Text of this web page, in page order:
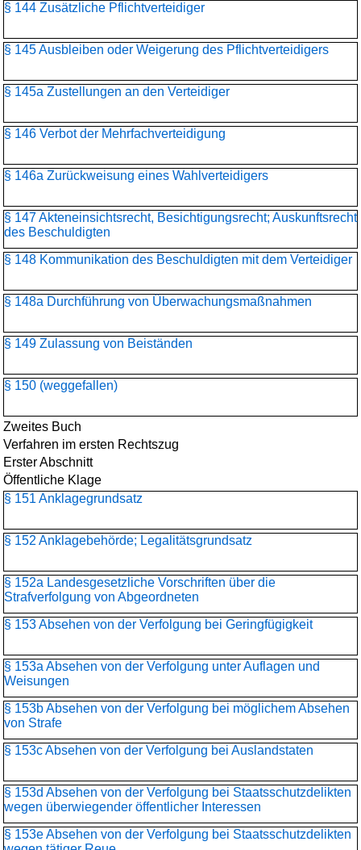
§ 144 Zusätzliche Pflichtverteidiger
§ 145 Ausbleiben oder Weigerung des Pflichtverteidigers
§ 145a Zustellungen an den Verteidiger
§ 146 Verbot der Mehrfachverteidigung
§ 146a Zurückweisung eines Wahlverteidigers
§ 147 Akteneinsichtsrecht, Besichtigungsrecht; Auskunftsrecht
des Beschuldigten
§ 148 Kommunikation des Beschuldigten mit dem Verteidiger
§ 148a Durchführung von Überwachungsmaßnahmen
§ 149 Zulassung von Beiständen
§ 150 (weggefallen)
Zweites Buch
Verfahren im ersten Rechtszug
Erster Abschnitt
Öffentliche Klage
§ 151 Anklagegrundsatz
§ 152 Anklagebehörde; Legalitätsgrundsatz
§ 152a Landesgesetzliche Vorschriften über die
Strafverfolgung von Abgeordneten
§ 153 Absehen von der Verfolgung bei Geringfügigkeit
§ 153a Absehen von der Verfolgung unter Auflagen und
Weisungen
§ 153b Absehen von der Verfolgung bei möglichem Absehen
von Strafe
§ 153c Absehen von der Verfolgung bei Auslandstaten
§ 153d Absehen von der Verfolgung bei Staatsschutzdelikten
wegen überwiegender öffentlicher Interessen
§ 153e Absehen von der Verfolgung bei Staatsschutzdelikten